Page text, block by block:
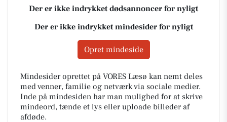
Der er ikke indrykket dødsannoncer for nyligt
Der er ikke indrykket mindesider for nyligt
Opret mindeside
Mindesider oprettet på VORES Læsø kan nemt deles
med venner, familie og netværk via sociale medier.
Inde på mindesiden har man mulighed for at skrive
mindeord, tænde et lys eller uploade billeder af
afdøde.